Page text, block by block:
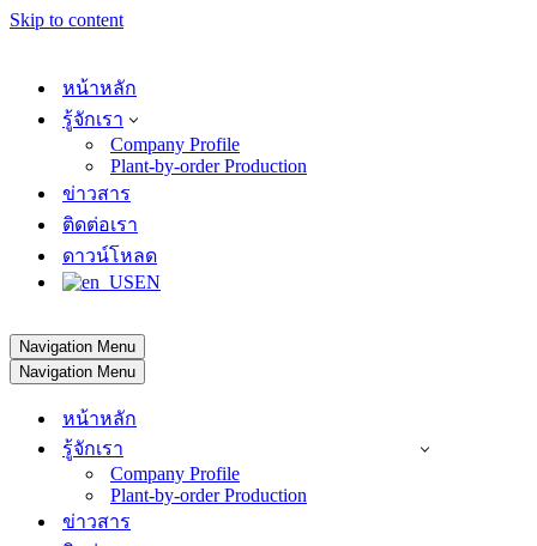
Skip to content
หน้าหลัก
รู้จักเรา
Company Profile
Plant-by-order Production
ข่าวสาร
ติดต่อเรา
ดาวน์โหลด
EN
Navigation Menu
Navigation Menu
หน้าหลัก
รู้จักเรา
Company Profile
Plant-by-order Production
ข่าวสาร